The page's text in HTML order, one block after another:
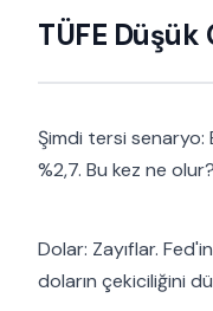
TÜFE Düşük
Şimdi tersi senaryo:
%2,7. Bu kez ne olur?
Dolar: Zayıflar.
doların çekiciliğini